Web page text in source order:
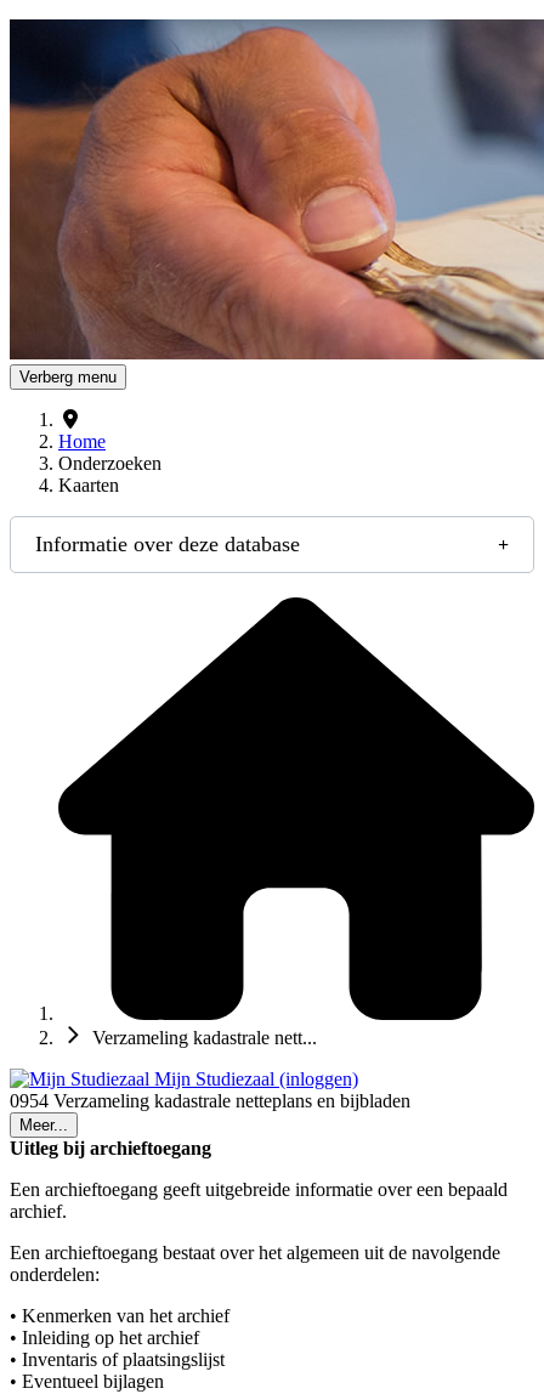
Drents Archief
Verberg menu
Home
Onderzoeken
Kaarten
Informatie over deze database
Verzameling kadastrale nett...
Mijn Studiezaal (inloggen)
0954 Verzameling kadastrale netteplans en bijbladen
Meer...
Uitleg bij archieftoegang
Een archieftoegang geeft uitgebreide informatie over een bepaald
archief.
Een archieftoegang bestaat over het algemeen uit de navolgende
onderdelen:
• Kenmerken van het archief
• Inleiding op het archief
• Inventaris of plaatsingslijst
• Eventueel bijlagen